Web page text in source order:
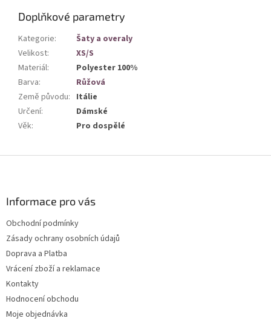
Doplňkové parametry
Kategorie:
Šaty a overaly
Velikost:
XS/S
Materiál:
Polyester 100%
Barva:
Růžová
Země původu: Itálie
Určení:
Dámské
Věk: Pro dospělé
Informace pro vás
Obchodní podmínky
Zásady ochrany osobních údajů
Doprava a Platba
Vrácení zboží a reklamace
Kontakty
Hodnocení obchodu
Moje objednávka